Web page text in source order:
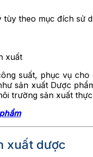
theo mục đích sử
xuất
suất, phục vụ
sản xuất Dược
trường sản xuất
xuất dược